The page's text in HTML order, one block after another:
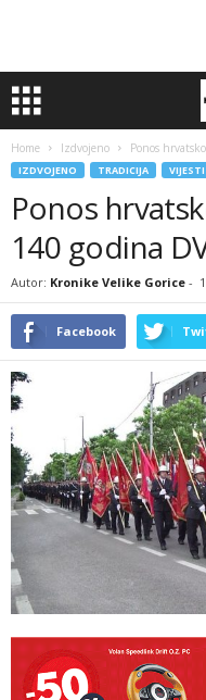
Home Izdvojeno Ponos
IZDVOJENO TRADICIJA VIJESTI
Ponos
140 godina
Autor: Kronike Velike Gorice -
Facebook